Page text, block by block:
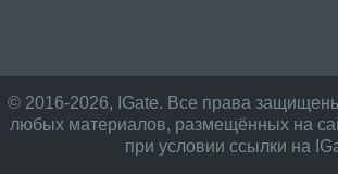
© 2016-2026, IGate. Все права
любых материалов, размещённых на
при условии ссылки на